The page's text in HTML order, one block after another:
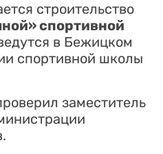
строительство
спортивной
в Бежицком
спортивной школы
заместитель